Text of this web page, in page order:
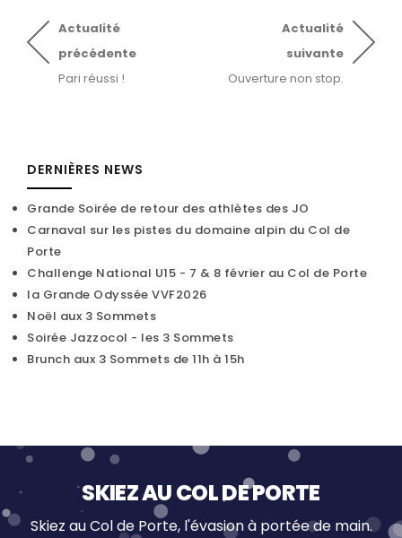
Actualité
précédente
Pari réussi !
Actualité
suivante
Ouverture non stop.
DERNIÈRES NEWS
Grande Soirée de retour des athlètes des JO
Carnaval sur les pistes du domaine alpin du Col de
Porte
Challenge National U15 - 7 & 8 février au Col de Porte
la Grande Odyssée VVF2026
Noël aux 3 Sommets
Soirée Jazzocol - les 3 Sommets
Brunch aux 3 Sommets de 11h à 15h
SKIEZ AU COL DE PORTE
Skiez au Col de Porte, l'évasion à portée de main.